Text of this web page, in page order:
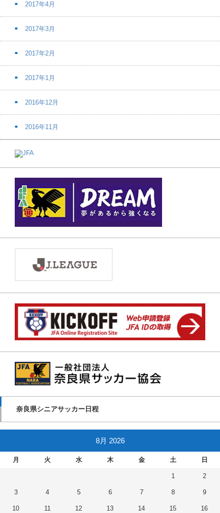
2017年4月
2017年3月
2017年2月
2017年1月
2016年12月
2016年11月
奈良県シニアサッカー日程
8月 2026
月 火 水 木 金 土 日
1 2
3 4 5 6 7 8 9
10 11 12 13 14 15 16